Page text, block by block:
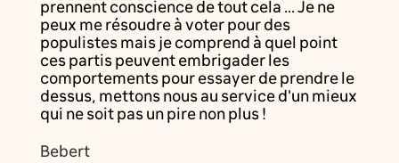
prennent conscience de tout cela ... Je ne
peux me résoudre à voter pour des
populistes mais je comprend à quel point
ces partis peuvent embrigader les
comportements pour essayer de prendre le
dessus, mettons nous au service d'un mieux
qui ne soit pas un pire non plus !
Bebert